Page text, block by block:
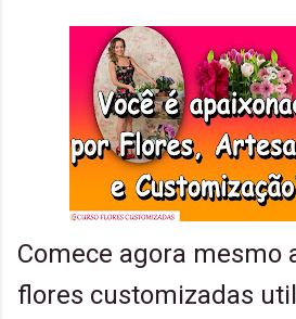
Comece agora mesmo
flores customizadas